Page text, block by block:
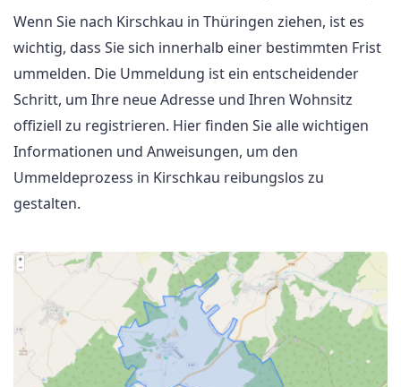
Wenn Sie nach Kirschkau in Thüringen ziehen, ist es
wichtig, dass Sie sich innerhalb einer bestimmten Frist
ummelden. Die Ummeldung ist ein entscheidender
Schritt, um Ihre neue Adresse und Ihren Wohnsitz
offiziell zu registrieren. Hier finden Sie alle wichtigen
Informationen und Anweisungen, um den
Ummeldeprozess in Kirschkau reibungslos zu
gestalten.